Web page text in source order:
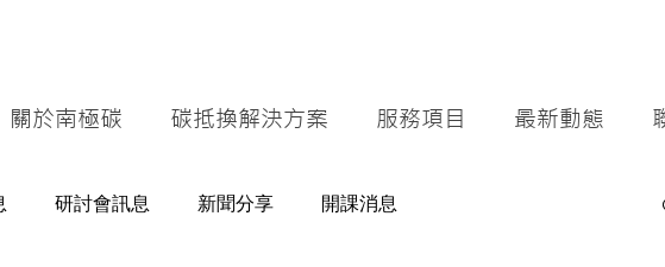
關於南極碳 碳抵換解決方案 服務項目 最新動態
研討會訊息 新聞分享 開課消息